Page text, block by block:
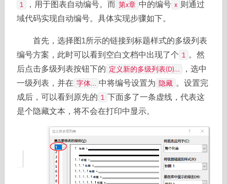
1 ，用于图表自动编号。而 第x章 中的编号 x 则通过
域代码实现自动编号。具体实现步骤如下。
首先，选择图1所示的链接到标题样式的多级列表
编号方案，此时可以看到空白文档中出现了个 1 。然
后点击多级列表按钮下的 定义新的多级列表(D)…
，选中
一级列表，并在 字体… 中将编号设置为 隐藏 。设置完
成后，可以看到原先的 1 下面多了一条虚线，代表这
是个隐藏文本，将不会在打印中显示。